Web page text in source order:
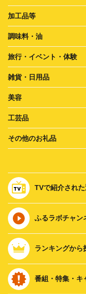
加工品等
調味料・油
旅行・イベント・体験
雑貨・日用品
美容
工芸品
その他のお礼品
TVで紹介され
ふるラボチャン
ランキングから
番組・特集・キ